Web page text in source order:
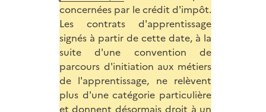
concernées par le crédit d'impôt.
Les contrats d'apprentissage
signés à partir de cette date, à la
suite d'une convention de
parcours d'initiation aux métiers
de l'apprentissage, ne relèvent
plus d'une catégorie particulière